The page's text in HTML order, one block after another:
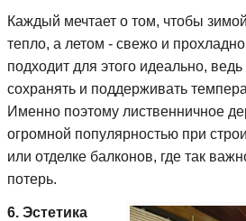
Каждый мечтает о том, чтобы
тепло, а летом - свежо и
подходит для этого идеально,
сохранять и поддерживать
Именно поэтому лиственничное
огромной популярностью при
или отделке балконов, где так
потерь.
6. Эстетика